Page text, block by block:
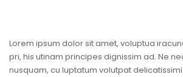
Lorem ipsum dolor sit amet, voluptua
pri, his utinam principes dignissim ad. Ne
nusquam, cu luptatum volutpat